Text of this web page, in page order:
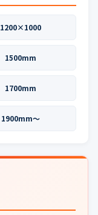
1200×1000
1500mm
1700mm
1900mm〜